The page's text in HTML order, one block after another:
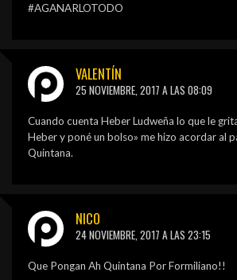
#AGANARLOTODO
VALENTÍN
25 NOVIEMBRE, 2017 A LAS 08:09
Cuando cuenta Heber Ludweña lo que le
Heber y poné un bolso» me hizo acordar al
Quintana.
NICO
24 NOVIEMBRE, 2017 A LAS 23:15
Que Pongan Ah Quintana Por Formiliano!!